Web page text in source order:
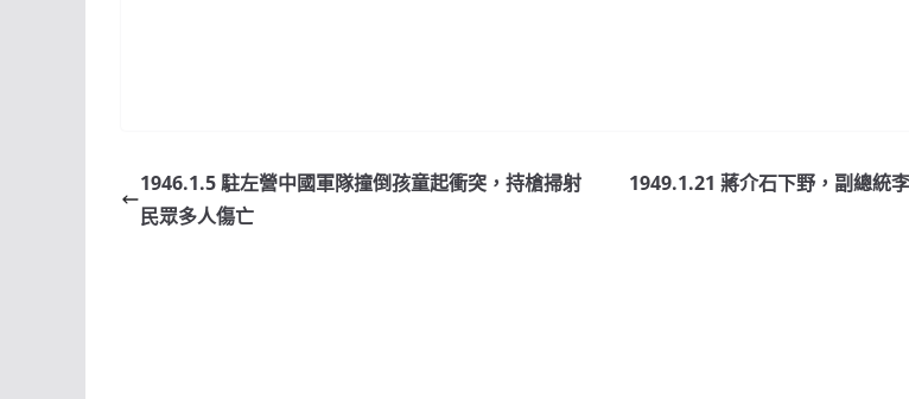
1946.1.5 駐左營中國軍隊撞倒孩童起衝突，持槍掃射
民眾多人傷亡
1949.1.21 蔣介石下野，副總統